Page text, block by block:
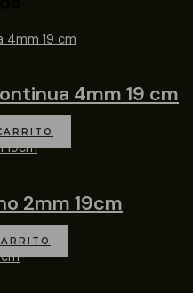
4mm 19 cm
2mm 19cm